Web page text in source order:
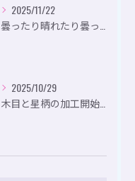
2025/11/22
2025/10/29